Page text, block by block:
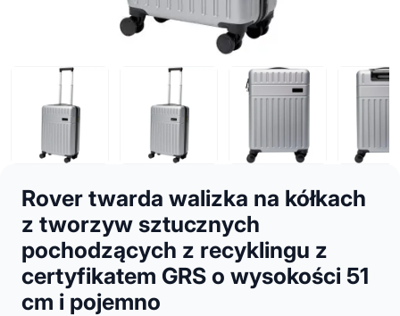
Rover twarda walizka na kółkach
z tworzyw sztucznych
pochodzących z recyklingu z
certyfikatem GRS o wysokości 51
cm i pojemno